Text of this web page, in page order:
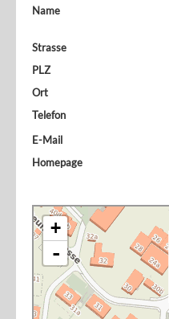
Name
Strasse
PLZ
Ort
Telefon
E-Mail
Homepage